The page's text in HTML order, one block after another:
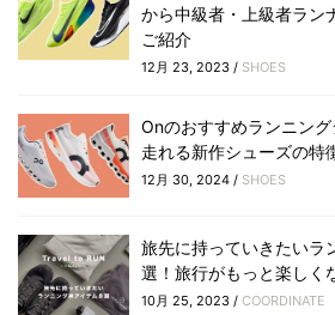
から中級者・上級者ラン
ご紹介
12月 23, 2023 / SHOES
Onのおすすめランニン
走れる新作シューズの特
12月 30, 2024 / SHOES
旅先に持っていきたいラ
選！旅行がもっと楽しく
10月 25, 2023 / COORDINATE